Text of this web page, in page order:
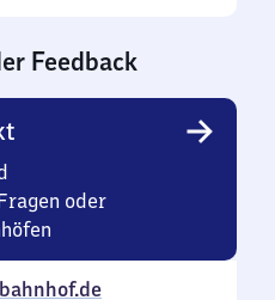
Feedback
oder